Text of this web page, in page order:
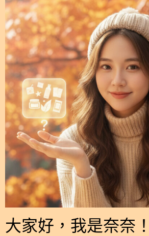
大家好，我是奈奈！